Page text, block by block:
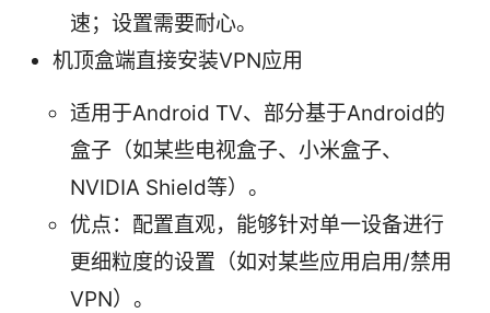
速；设置需要耐心。
机顶盒端直接安装VPN应用
适用于Android TV、部分基于Android的
盒子（如某些电视盒子、小米盒子、
NVIDIA Shield等）。
优点：配置直观，能够针对单一设备进行
更细粒度的设置（如对某些应用启用/禁用
VPN）。